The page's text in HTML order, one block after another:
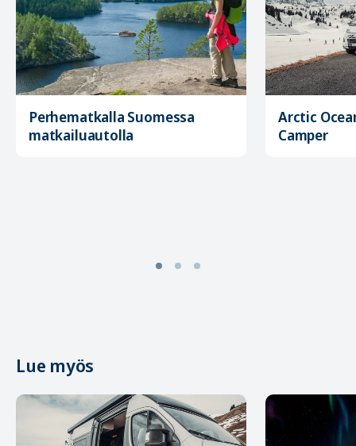
Perhematkalla Suomessa
matkailuautolla
Arctic
Camper
Lue myös